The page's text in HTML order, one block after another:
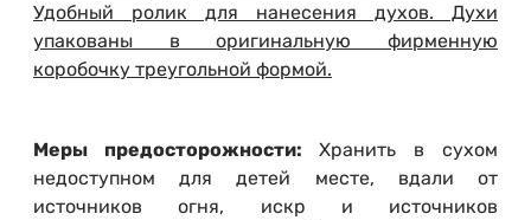
Удобный ролик для нанесения духов. Духи
упакованы в оригинальную фирменную
коробочку треугольной формой.
Меры предосторожности: Хранить в сухом
недоступном для детей месте, вдали от
источников огня, искр и источников